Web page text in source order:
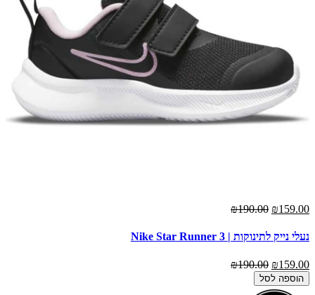
₪159.00
₪190.00
נעלי נייק לתינוקות | Nike Star Runner 3
₪159.00
₪190.00
הוספה לסל